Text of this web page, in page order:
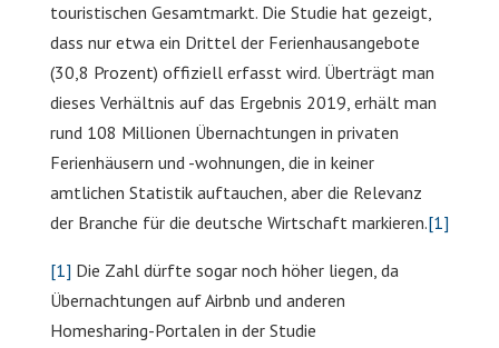
touristischen Gesamtmarkt. Die Studie hat gezeigt,
dass nur etwa ein Drittel der Ferienhausangebote
(30,8 Prozent) offiziell erfasst wird. Überträgt man
dieses Verhältnis auf das Ergebnis 2019, erhält man
rund 108 Millionen Übernachtungen in privaten
Ferienhäusern und -wohnungen, die in keiner
amtlichen Statistik auftauchen, aber die Relevanz
der Branche für die deutsche Wirtschaft markieren.[1]
[1] Die Zahl dürfte sogar noch höher liegen, da
Übernachtungen auf Airbnb und anderen
Homesharing-Portalen in der Studie